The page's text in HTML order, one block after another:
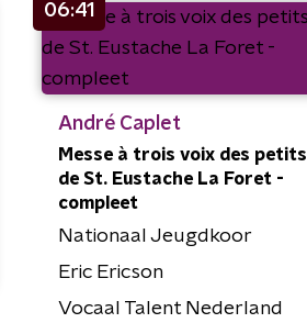
06:41
André Caplet
Messe à trois voix des petits
de St. Eustache La Foret -
compleet
Nationaal Jeugdkoor
Eric Ericson
Vocaal Talent Nederland